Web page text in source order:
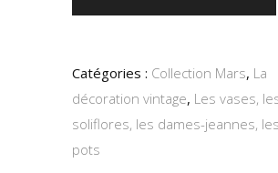
Catégories : Collection Mars, La
décoration vintage, Les vases,
soliflores, les dames-jeannes,
pots